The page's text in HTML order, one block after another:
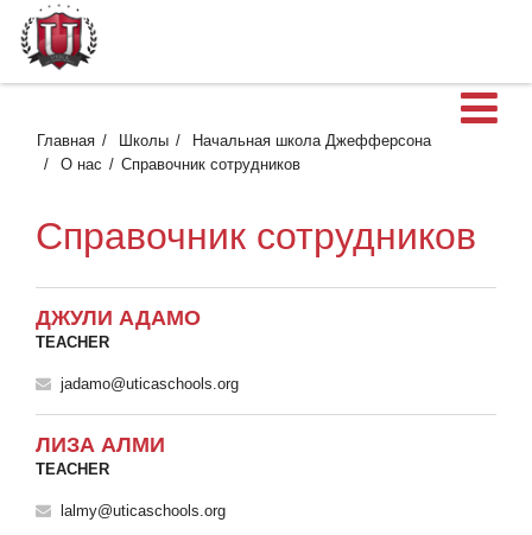
Главная Школы
Начальная школа Джефферсона
О нас
Справочник сотрудников
Справочник сотрудников
ДЖУЛИ АДАМО
TEACHER
jadamo@uticaschools.org
ЛИЗА АЛМИ
TEACHER
lalmy@uticaschools.org